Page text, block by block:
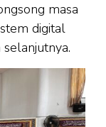
masa
digital